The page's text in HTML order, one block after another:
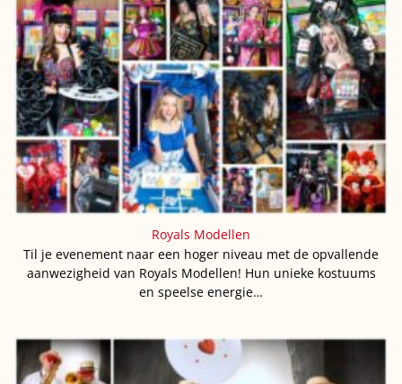
Royals Modellen
Til je evenement naar een hoger niveau met de opvallende
aanwezigheid van Royals Modellen! Hun unieke kostuums
en speelse energie…